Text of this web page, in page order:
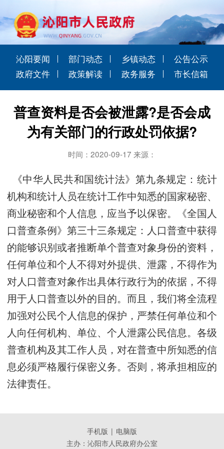
沁阳要闻 部门动态 乡镇动态
公告公示
政府文件
政策解读 政务服务 市长信箱
普查资料是否会被泄露?是否会成
为有关部门的行政处罚依据?
时间：2020-09-17 来源：
《中华人民共和国统计法》第九条规定：统计
机构和统计人员在统计工作中知悉的国家秘密、
商业秘密和个人信息，应当予以保密。《全国人
口普查条例》第三十三条规定：人口普查中获得
的能够识别或者推断单个普查对象身份的资料，
任何单位和个人不得对外提供、泄露，不得作为
对人口普查对象作出具体行政行为的依据，不得
用于人口普查以外的目的。而且，我们将全流程
加强对公民个人信息的保护，严禁任何单位和个
人向任何机构、单位、个人泄露公民信息。各级
普查机构及其工作人员，对在普查中所知悉的信
息必须严格履行保密义务。否则，将承担相应的
法律责任。
手机版 | 电脑版
主办：沁阳市人民政府办公室